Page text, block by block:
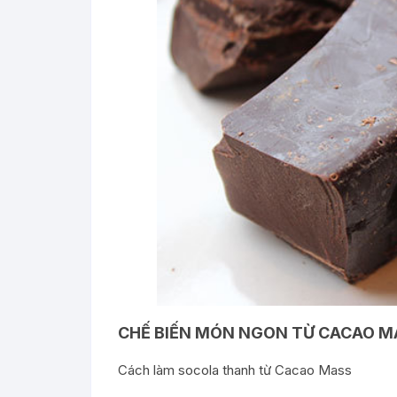
CHẾ BIẾN MÓN NGON TỪ CACAO
Cách làm socola thanh từ Cacao Mass